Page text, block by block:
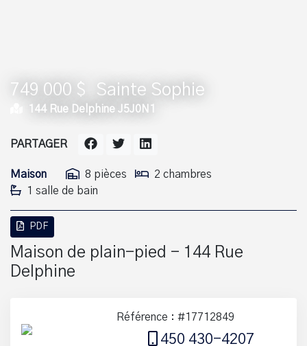
749 000 $ Sainte Sophie
144 Rue Delphine J5J0N1
Maison 8 pièces
2 chambres
1 salle de bain
PARTAGER
PDF
Maison de plain-pied - 144 Rue
Delphine
Référence : #17712849
450 430-4207